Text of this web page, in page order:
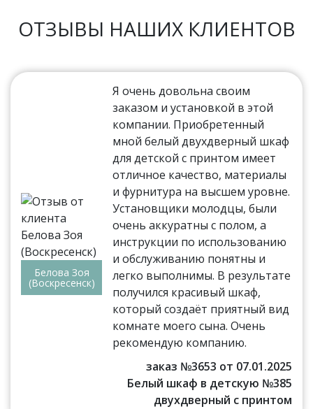
ОТЗЫВЫ НАШИХ КЛИЕНТОВ
Белова Зоя
(Воскресенск)
Я очень довольна своим
заказом и установкой в этой
компании. Приобретенный
мной белый двухдверный шкаф
для детской с принтом имеет
отличное качество, материалы
и фурнитура на высшем уровне.
Установщики молодцы, были
очень аккуратны с полом, а
инструкции по использованию
и обслуживанию понятны и
легко выполнимы. В результате
получился красивый шкаф,
который создаёт приятный вид
комнате моего сына. Очень
рекомендую компанию.
заказ №3653 от 07.01.2025
Белый шкаф в детскую №385
двухдверный с принтом